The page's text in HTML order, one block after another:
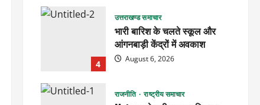
4
उत्तराखण्ड समाचार
भारी बारिश के चलते स्कूल और
आंगनबाड़ी केंद्रों में अवकाश
August 6, 2026
राजनीति राष्ट्रीय समाचार